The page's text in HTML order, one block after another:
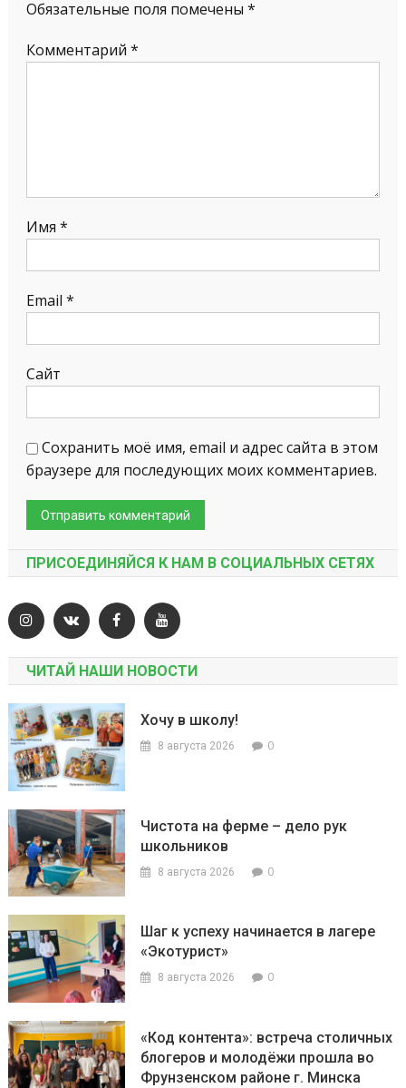
Обязательные поля помечены *
Комментарий *
Имя *
Email *
Сайт
Сохранить моё имя, email и адрес сайта в этом
браузере для последующих моих комментариев.
ПРИСОЕДИНЯЙСЯ К НАМ В СОЦИАЛЬНЫХ СЕТЯХ
ЧИТАЙ НАШИ НОВОСТИ
Хочу в школу!
8 августа 2026 0
Чистота на ферме – дело рук
школьников
8 августа 2026 0
Шаг к успеху начинается в лагере
«Экотурист»
8 августа 2026 0
«Код контента»: встреча столичных
блогеров и молодёжи прошла во
Фрунзенском районе г. Минска